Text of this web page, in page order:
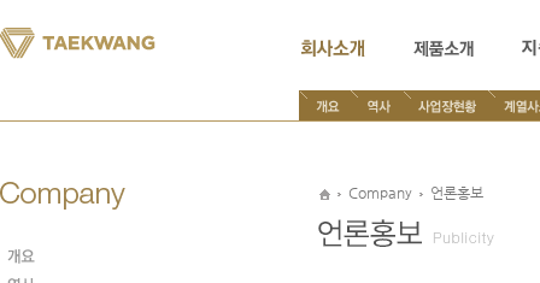
문
내
용
기
Company 언론홍보